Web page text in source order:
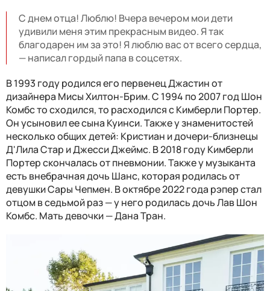
С днем отца! Люблю! Вчера вечером мои дети
удивили меня этим прекрасным видео. Я так
благодарен им за это! Я люблю вас от всего сердца,
— написал гордый папа в соцсетях.
В 1993 году родился его первенец Джастин от
дизайнера Мисы Хилтон-Брим. С 1994 по 2007 год Шон
Комбс то сходился, то расходился с Кимберли Портер.
Он усыновил ее сына Куинси. Также у знаменитостей
несколько общих детей: Кристиан и дочери-близнецы
Д'Лила Стар и Джесси Джеймс. В 2018 году Кимберли
Портер скончалась от пневмонии. Также у музыканта
есть внебрачная дочь Шанс, которая родилась от
девушки Сары Чепмен. В октябре 2022 года рэпер стал
отцом в седьмой раз — у него родилась дочь Лав Шон
Комбс. Мать девочки — Дана Тран.